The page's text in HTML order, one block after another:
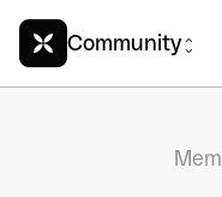
Community